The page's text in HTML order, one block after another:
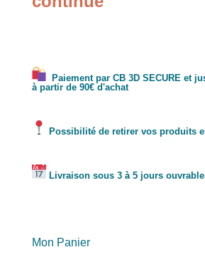
Paiement par CB 3D SECURE et
à partir de 90€ d'achat
Possibilité de retirer vos produits
Livraison sous 3 à 5 jours
Mon Panier